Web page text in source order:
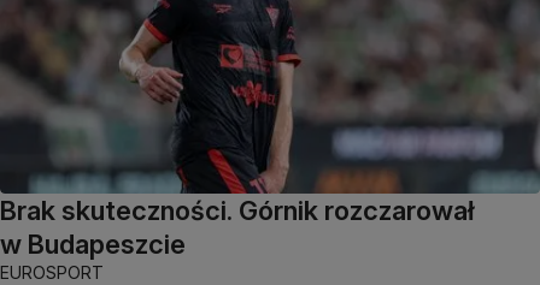
Brak skuteczności. Górnik rozczarował
w Budapeszcie
EUROSPORT